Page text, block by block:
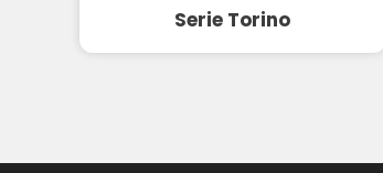
Serie Torino